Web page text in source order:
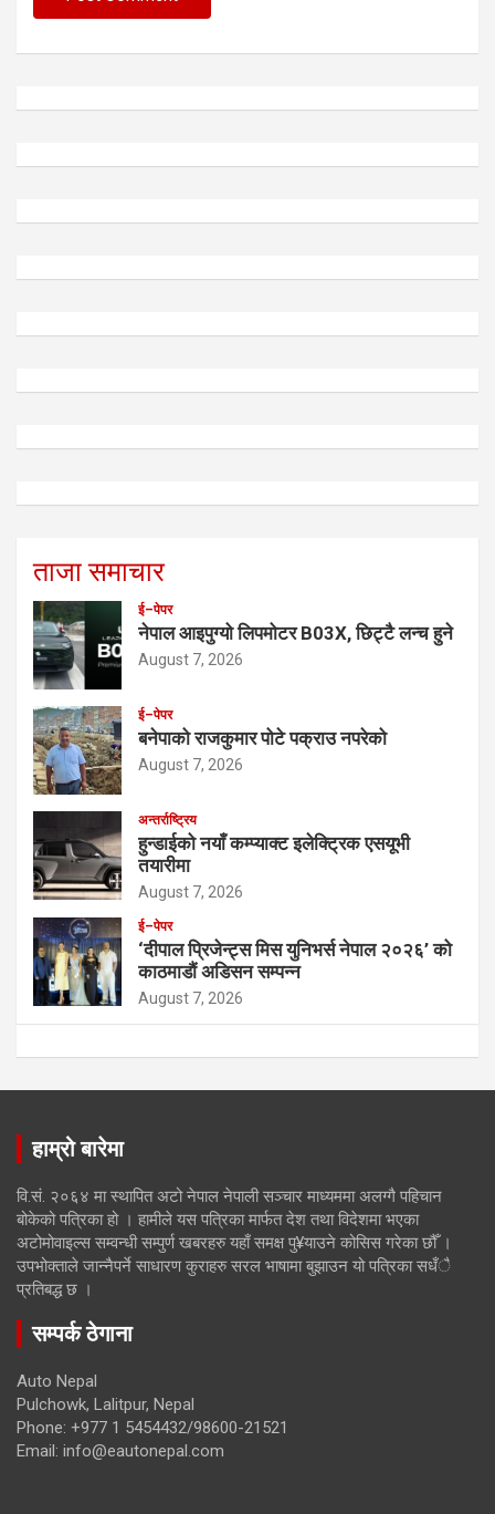
ताजा समाचार
ई–पेपर
नेपाल आइपुग्यो लिपमोटर B03X, छिट्टै लन्च हुने
August 7, 2026
ई–पेपर
बनेपाको राजकुमार पोटे पक्राउ नपरेको
August 7, 2026
अन्तर्राष्ट्रिय
हुन्डाईको नयाँ कम्प्याक्ट इलेक्ट्रिक एसयूभी
तयारीमा
August 7, 2026
ई–पेपर
‘दीपाल प्रिजेन्ट्स मिस युनिभर्स नेपाल २०२६’ को
काठमाडौं अडिसन सम्पन्न
August 7, 2026
हाम्रो बारेमा
वि.सं. २०६४ मा स्थापित अटो नेपाल नेपाली सञ्चार माध्यममा अलग्गै पहिचान
बोकेको पत्रिका हो । हामीले यस पत्रिका मार्फत देश तथा विदेशमा भएका
अटोमोवाइल्स सम्वन्धी सम्पुर्ण खबरहरु यहाँ समक्ष पु¥याउने कोसिस गरेका छौँ ।
उपभोक्ताले जान्नैपर्ने साधारण कुराहरु सरल भाषामा बुझाउन यो पत्रिका सधँै
प्रतिबद्ध छ ।
सम्पर्क ठेगाना
Auto Nepal
Pulchowk, Lalitpur, Nepal
Phone: +977 1 5454432/98600-21521
Email: info@eautonepal.com